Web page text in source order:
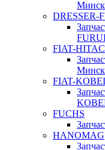
DRESSER-
FIAT-
FIAT-
FUCHS
HANOMAG